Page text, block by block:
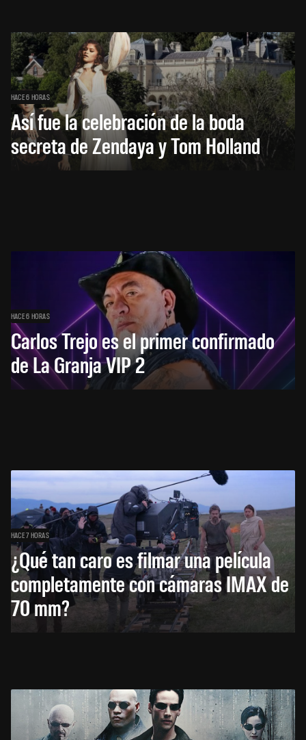
HACE 6 HORAS
Así fue la celebración de la boda
secreta de Zendaya y Tom Holland
HACE 6 HORAS
Carlos Trejo es el primer confirmado
de La Granja VIP 2
HACE 7 HORAS
¿Qué tan caro es filmar una película
completamente con cámaras IMAX de
70 mm?